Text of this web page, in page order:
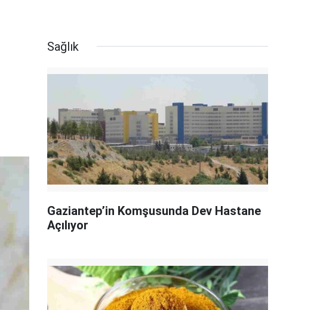
Sağlık
Gaziantep’in Komşusunda Dev Hastane
Açılıyor